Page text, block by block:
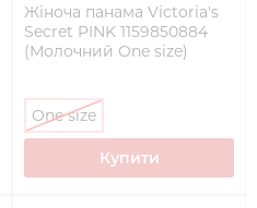
Жіноча панама Victoria's
Secret PINK 1159850884
(Молочний One size)
One size
Купити